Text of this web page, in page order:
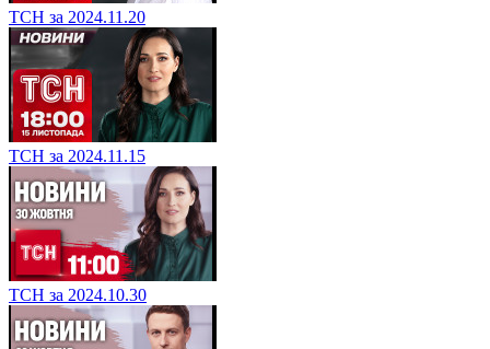
ТСН за 2024.11.20
ТСН за 2024.11.15
ТСН за 2024.10.30